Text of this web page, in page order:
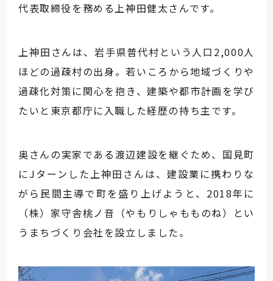
代表取締役を務める上神田健太さんです。
上神田さんは、岩手県普代村という人口2,000人
ほどの過疎村の出身。若いころから地域づくりや
過疎化対策に関心を抱き、建築や都市計画を学び
たいと東京都庁に入職した経歴の持ち主です。
奥さんの実家である渡辺建設を継ぐため、国見町
にJターンした上神田さんは、建設業に携わりな
がら民間主導で町を盛り上げようと、2018年に
（株）家守舎桃ノ音（やもりしゃもものね）とい
うまちづくり会社を設立しました。